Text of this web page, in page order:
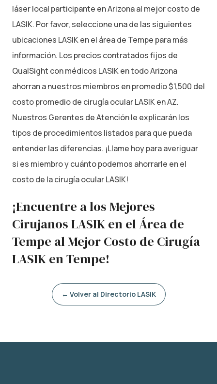
láser local participante en Arizona al mejor costo de
LASIK. Por favor, seleccione una de las siguientes
ubicaciones LASIK en el área de Tempe para más
información. Los precios contratados fijos de
QualSight con médicos LASIK en todo Arizona
ahorran a nuestros miembros en promedio $1,500 del
costo promedio de cirugía ocular LASIK en AZ.
Nuestros Gerentes de Atención le explicarán los
tipos de procedimientos listados para que pueda
entender las diferencias. ¡Llame hoy para averiguar
si es miembro y cuánto podemos ahorrarle en el
costo de la cirugía ocular LASIK!
¡Encuentre a los Mejores
Cirujanos LASIK en el Área de
Tempe al Mejor Costo de Cirugía
LASIK en Tempe!
← Volver al Directorio LASIK